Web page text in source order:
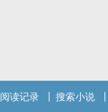
阅读记录 搜索小说